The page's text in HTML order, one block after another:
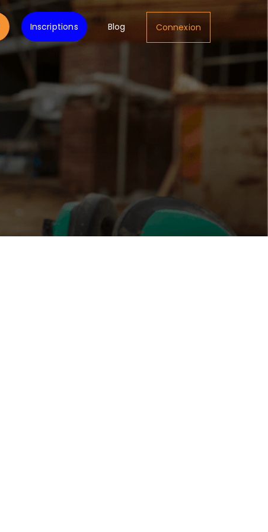
Inscriptions Blog Connexion